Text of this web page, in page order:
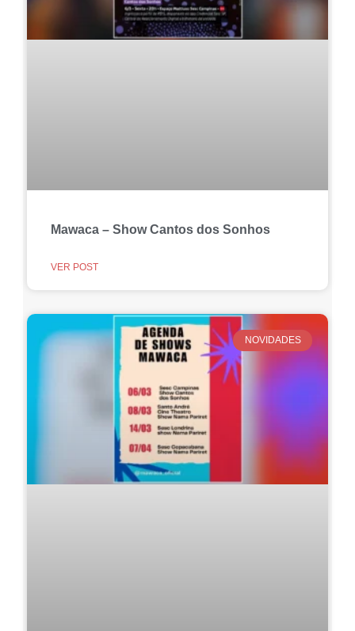
Mawaca – Show Cantos dos Sonhos
VER POST
NOVIDADES